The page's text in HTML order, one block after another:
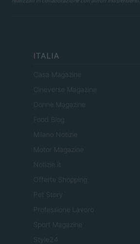
ITALIA
Casa Magazine
Cineverse Magazine
Donne Magazine
Food Blog
Milano Notizie
Motor Magazine
Notizie.it
Offerte Shopping
Pet Story
Professione Lavoro
Sport Magazine
Style24